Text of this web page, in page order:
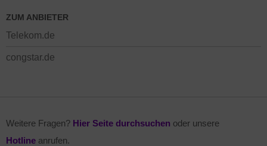
ZUM ANBIETER
Telekom.de
congstar.de
Weitere Fragen? Hier Seite durchsuchen oder unsere
Hotline anrufen.